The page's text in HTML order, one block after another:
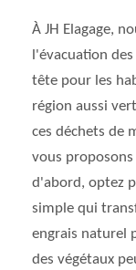
À JH Elagage,
l'évacuation
tête pour les
région aussi
ces déchets de
vous
d'abord, optez
simple qui
engrais naturel
des végétaux